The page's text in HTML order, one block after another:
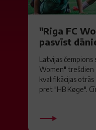
"Riga FC
pasvīst
Latvijas čempions
Women" trešdien
kvalifikācijas
pret "HB Køge".